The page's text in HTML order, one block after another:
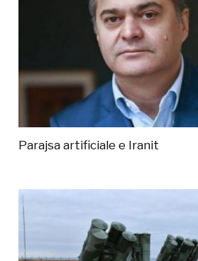
Parajsa artificiale e Iranit